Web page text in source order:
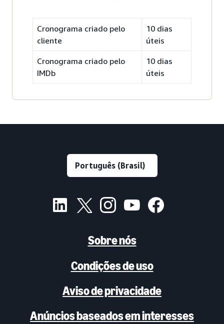
Cronograma criado pelo
cliente
10 dias
úteis
Cronograma criado pelo
IMDb
10 dias
úteis
Sobre nós
Condições de uso
Aviso de privacidade
Anúncios baseados em interesses